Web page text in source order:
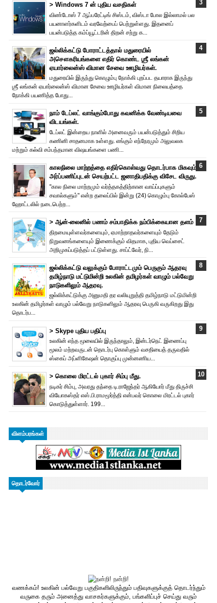
> Windows 7 ன் புதிய வசதிகள்
விண்டோஸ் 7 ஆப்பரேட்டிங் சிஸ்டம், விஸ்டா போல இல்லாமல் பல
பயனாளர்களிடம் வரவேற்பைப் பெற்றுள்ளது. இதனைப்
பயன்படுத்த கம்ப்யூட்டரின் திறன் சற்று க...
ஜல்லிக்கட்டு போராட்டத்தால் மதுரையில்
அசௌகரியங்களை எதிர் கொண்ட ஶ்ரீ லங்கன்
ஏயார்லைன்ஸ் விமான சேவை ஊழியர்கள்.
மதுரையில் இருந்து கொழும்பு நோக்கி புறப்பட தயாராக இருந்து
ஶ்ரீ லங்கன் ஏயார்லைன்ஸ் விமான சேவை ஊழியர்கள் விமான நிலையத்தை
நோக்கி பயணித்த போது...
நாம் டேப்லட் வாங்கும்போது கவனிக்க வேண்டியவை
விடயங்கள்.
டேப்லட் இன்றைய நாளில் அனைவரும் பயன்படுத்தும் சிறிய
கணினி சாதனமாக உள்ளது. எங்கும் எந்நேரமும் அலுவலக
மற்றும் கல்வி சம்பந்தமான விஷயங்களை பணி...
காலநிலை மாற்றத்தை எதிர்கொள்வது தொடர்பாக மிகவும்
அர்ப்பணிப்புடன் செயற்பட்ட ஜனாதிபதிக்கு விசேட விருது.
"கால நிலை மாற்றமும் வர்த்தகத்திற்கான வாய்ப்புகளும்
சவால்களும்" என்ற தலைப்பில் இன்று (24) கொழும்பு கோல்பேஸ்
ஹோட்டலில் நடைபெற்ற...
> ஆன்-லைனில் பணம் சம்பாதிக்க நம்பிக்கையான தளம்
திறமையுள்ளவர்களையும், ஏமாற்றாதவர்களையும் தேடும்
நிறுவனங்களையும் இணைக்கும் விதமாக, புதிய வெப்சைட்
அறிமுகப்படுத்தப் பட்டுள்ளது. சாப்ட்வேர், நி...
ஜல்லிக்கட்டு வலுக்கும் போராட்டமும் பெருகும் ஆதரவு
தமிழ்நாடு மட்டுமின்றி உலகின் தமிழர்கள் வாழும் பல்வேறு
நாடுகளிலும் ஆதரவு.
ஜல்லிக்கட்டுக்கு அனுமதி தர வலியுறுத்தி தமிழ்நாடு மட்டுமின்றி
உலகின் தமிழர்கள் வாழும் பல்வேறு நாடுகளிலும் ஆதரவு பெருகி வருகிறது இது
தொடர்ப...
> Skype புதிய பதிப்பு
உலகின் எந்த மூலையில் இருந்தாலும், இன்டர்நெட் இணைப்பு
மூலம் மற்றவருடன் தொடர்பு கொள்ளும் வசதியைத் தருவதில்
ஸ்கைப் அப்ளிகேஷன் தொகுப்பு முன்னணிய...
> கொலை மிரட்டல் புகார் சிம்பு மீது.
நடிகர் சிம்பு, அவரது தந்தை டி.ராஜேந்தர் ஆகியோர் மீது திருச்சி
வியோகஸ்தர் எஸ்.பி.ராமமூர்த்தி என்பவர் கொலை மிரட்டல் புகார்
கொடுத்துள்ளார். 199...
விளம்பரங்கள்
தொடர்வோர்
வணக்கம்! உலகின் பல்வேறு பகுதிகளிலிருந்தும் பதிவுகளுக்குத் தொடர்ந்தும்
வருகை தரும் அனைத்து வாசகர்களுக்கும், பங்களிப்புச் செய்து வரும்